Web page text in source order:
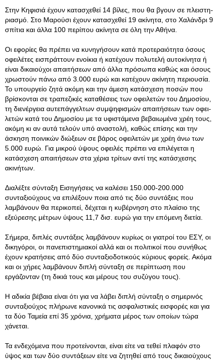
Στην Κηφισιά έχουν κατασχεθεί 14 βίλες, που θα βγουν σε πλειστη­
ριασμό. Στο Μαρούσι έχουν κατασχεθεί 19 ακίνητα, στο Χαλάνδρι 9
σπίτια και άλλα 100 περίπου ακίνητα σε όλη την Αθήνα.
Οι εφορίες θα πρέπει να κυνηγήσουν κατά προτεραιότητα όσους
οφειλέτες εισπράττουν ενοίκια ή κατέχουν πολυτελή αυτοκίνητα ή
είναι δικαιούχοι απαι­τήσεων από άλλα πρόσωπα καθώς και όσους
χρωστούν πάνω από 3.000 ευρώ και κατέχουν ακίνητη περιουσία.
Το υπουργείο ζητά ακόμη και την άμεση κα­τάσχεση ποσών που
βρίσκονται σε τραπεζικές καταθέσεις των οφειλετών του Δημοσίου,
τη διενέργεια αυτεπάγγελτων συμψηφισμών απαιτήσεων των οφει­
λετών κατά του Δημοσίου με τα υφιστάμενα βεβαιωμένα χρέη τους,
ακόμη κι αν αυτά τελούν υπό αναστολή, καθώς επίσης και την
άσκηση ποινικών διώξεων σε βάρος οφειλετών με χρέη άνω των
5.000 ευρώ. Για μικρού ύψους οφειλές πρέπει να επιλέγεται η
κατάσχεση απαιτήσεων στα χέρια τρίτων αντί της κατάσχεσης
ακινήτων.
Διαλέξτε σύνταξη Εισηγήσεις να καλέσει 150.000-200.000
συνταξιού­χους να επιλέξουν ποια από τις δύο συντάξεις που
λαμβάνουν θα περικοπεί, δέχεται η κυβέρ­νηση στο πλαίσιο της
εξεύρεσης μέτρων ύψους 11,7 δισ. ευρώ για την επόμενη διετία.
Σήμερα, διπλές συντάξεις λαμ­βάνουν κυρίως οι γιατροί του ΕΣΥ, οι
δικηγόροι, οι πανεπιστημιακοί αλλά και οι πολιτικοί που συνή­θως
έχουν κρατήσεις από δύο συνταξιοδοτικούς κύριους φο­ρείς. Ακόμα
και οι χήρες λαμβά­νουν διπλή σύνταξη σε περίπτω­ση που
εργάζονταν (τη δικιά τους και μέρους του συζύγου τους).
Η αδικία βέβαια είναι ότι για να λάβει διπλή σύνταξη ο σημε­ρινός
συνταξιούχος πλήρωνε κα­νονικά τις ασφαλιστικές εισφο­ρές και για
τα δύο Ταμεία επί 35 χρόνια, χρήματα μέρος των οποί­ων τώρα
χάνεται.
Τα ενδεχόμενα που προτείνο­νται, είναι είτε να τεθεί πλαφόν στο
ύψος και των δύο συντάξεων είτε να ζητηθεί από τους δικαιούχους